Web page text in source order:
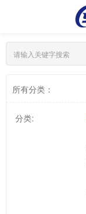
所有分类：
分类: